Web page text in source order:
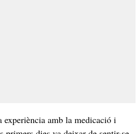
experiència amb la medicació i